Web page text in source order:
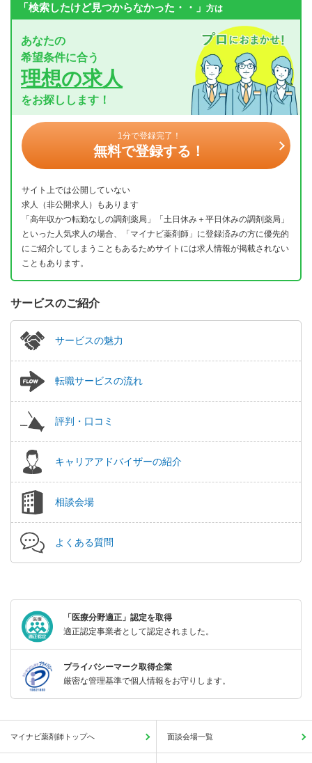
「検索したけど見つからなかった・・」 方は
あなたの
希望条件に合う
理想の求人
をお探しします！
1分で登録完了！
無料で登録する！
サイト上では公開していない
求人（非公開求人）もあります
「高年収かつ転勤なしの調剤薬局」「土日休み＋平日休みの調剤薬局」
といった人気求人の場合、「マイナビ薬剤師」に登録済みの方に優先的
にご紹介してしまうこともあるためサイトには求人情報が掲載されない
こともあります。
サービスのご紹介
サービスの魅力
転職サービスの流れ
評判・口コミ
キャリアアドバイザーの紹介
相談会場
よくある質問
「医療分野適正」認定を取得
適正認定事業者として認定されました。
プライバシーマーク取得企業
厳密な管理基準で個人情報をお守りします。
マイナビ薬剤師トップへ 面談会場一覧